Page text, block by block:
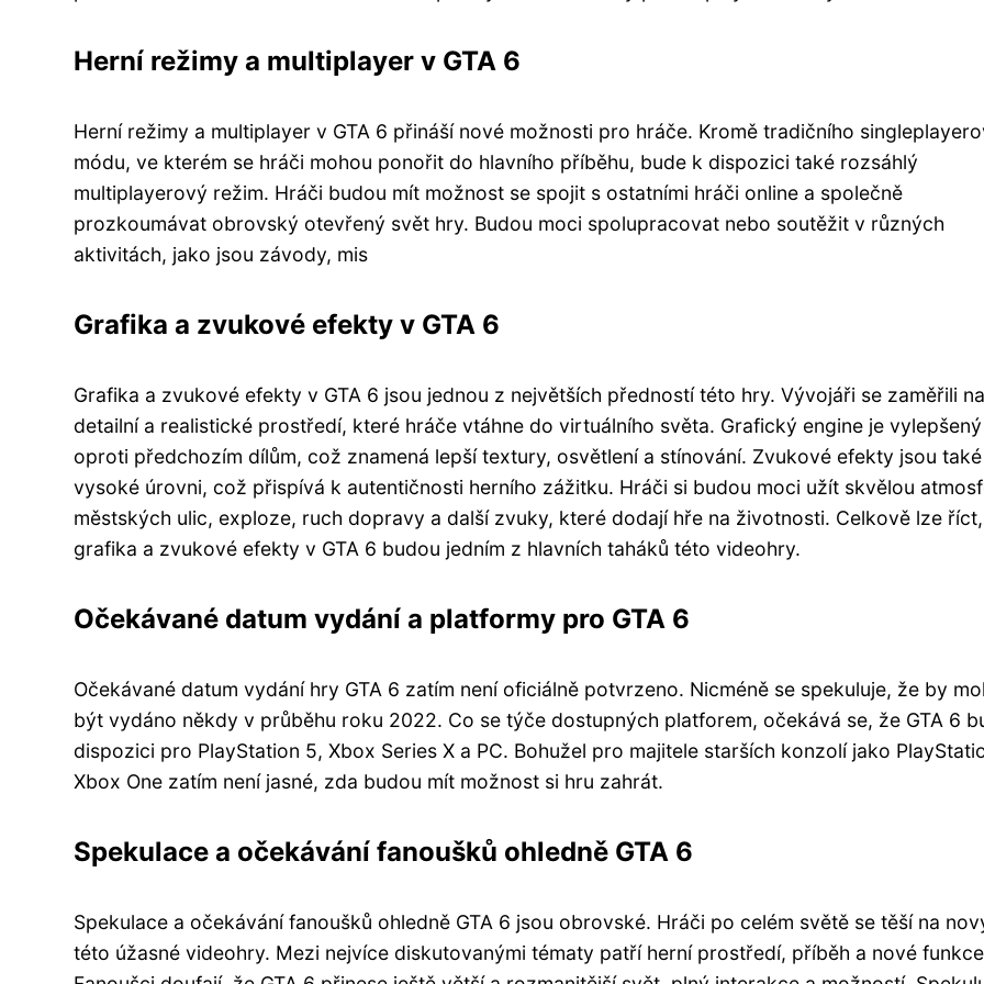
Herní režimy a multiplayer v GTA 6
Herní režimy a multiplayer v GTA 6 přináší nové možnosti pro hráče. Kromě tradičního
módu, ve kterém se hráči mohou ponořit do hlavního příběhu, bude k dispozici také rozsáhlý
multiplayerový režim. Hráči budou mít možnost se spojit s ostatními hráči online a společně
prozkoumávat obrovský otevřený svět hry. Budou moci spolupracovat nebo soutěžit v různých
aktivitách, jako jsou závody, mis
Grafika a zvukové efekty v GTA 6
Grafika a zvukové efekty v GTA 6 jsou jednou z největších předností této hry. Vývojáři se zaměřili na
detailní a realistické prostředí, které hráče vtáhne do virtuálního světa. Grafický engine je vylepšený
oproti předchozím dílům, což znamená lepší textury, osvětlení a stínování. Zvukové efekty jsou také
vysoké úrovni, což přispívá k autentičnosti herního zážitku. Hráči si budou moci užít skvělou
městských ulic, exploze, ruch dopravy a další zvuky, které dodají hře na životnosti. Celkově lze
grafika a zvukové efekty v GTA 6 budou jedním z hlavních taháků této videohry.
Očekávané datum vydání a platformy pro GTA 6
Očekávané datum vydání hry GTA 6 zatím není oficiálně potvrzeno. Nicméně se spekuluje, že by
být vydáno někdy v průběhu roku 2022. Co se týče dostupných platforem, očekává se, že GTA 6
dispozici pro PlayStation 5, Xbox Series X a PC. Bohužel pro majitele starších konzolí jako
Xbox One zatím není jasné, zda budou mít možnost si hru zahrát.
Spekulace a očekávání fanoušků ohledně GTA 6
Spekulace a očekávání fanoušků ohledně GTA 6 jsou obrovské. Hráči po celém světě se těší na
této úžasné videohry. Mezi nejvíce diskutovanými tématy patří herní prostředí, příběh a nové